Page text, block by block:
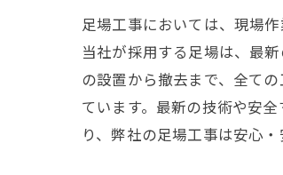
足場工事においては、現場
当社が採用する足場は、最
の設置から撤去まで、全て
ています。最新の技術や安
り、弊社の足場工事は安心